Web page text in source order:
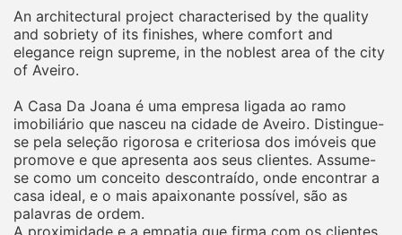
An architectural project characterised by the quality
and sobriety of its finishes, where comfort and
elegance reign supreme, in the noblest area of the city
of Aveiro.
A Casa Da Joana é uma empresa ligada ao ramo
imobiliário que nasceu na cidade de Aveiro. Distingue-
se pela seleção rigorosa e criteriosa dos imóveis que
promove e que apresenta aos seus clientes. Assume-
se como um conceito descontraído, onde encontrar a
casa ideal, e o mais apaixonante possível, são as
palavras de ordem.
A proximidade e a empatia que firma com os clientes